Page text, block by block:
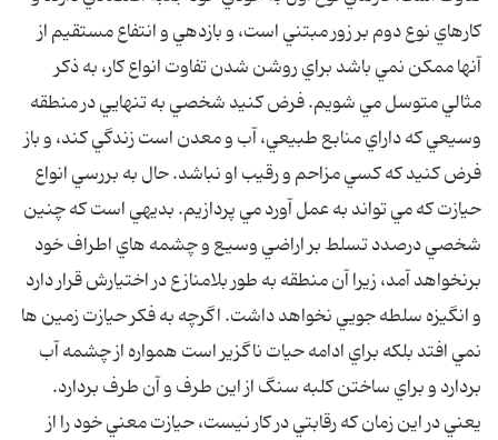
کارهاي نوع دوم بر زور مبتني است، و بازدهي و انتفاع مستقيم از
آنها ممکن نمي باشد براي روشن شدن تفاوت انواع کار، به ذکر
مثالي متوسل مي شويم. فرض کنيد شخصي به تنهايي در منطقه
وسيعي که داراي منابع طبيعي، آب و معدن است زندگي کند، و باز
فرض کنيد که کسي مزاحم و رقيب او نباشد. حال به بررسي انواع
حيازت که مي تواند به عمل آورد مي پردازيم. بديهي است که چنين
شخصي درصدد تسلط بر اراضي وسيع و چشمه هاي اطراف خود
برنخواهد آمد، زيرا آن منطقه به طور بلامنازع در اختيارش قرار دارد
و انگيزه سلطه جويي نخواهد داشت. اگرچه به فکر حيازت زمين ها
نمي افتد بلکه براي ادامه حيات ناگزير است همواره از چشمه آب
بردارد و براي ساختن کلبه سنگ از اين طرف و آن طرف بردارد.
يعني در اين زمان که رقابتي در کار نيست، حيازت معني خود را از